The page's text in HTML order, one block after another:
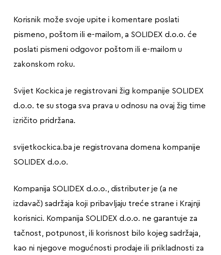
Korisnik može svoje upite i komentare poslati
pismeno, poštom ili e-mailom, a SOLIDEX d.o.o. će
poslati pismeni odgovor poštom ili e-mailom u
zakonskom roku.
Svijet Kockica je registrovani žig kompanije SOLIDEX
d.o.o. te su stoga sva prava u odnosu na ovaj žig time
izričito pridržana.
svijetkockica.ba je registrovana domena kompanije
SOLIDEX d.o.o.
Kompanija SOLIDEX d.o.o., distributer je (a ne
izdavač) sadržaja koji pribavljaju treće strane i Krajnji
korisnici. Kompanija SOLIDEX d.o.o. ne garantuje za
tačnost, potpunost, ili korisnost bilo kojeg sadržaja,
kao ni njegove mogućnosti prodaje ili prikladnosti za